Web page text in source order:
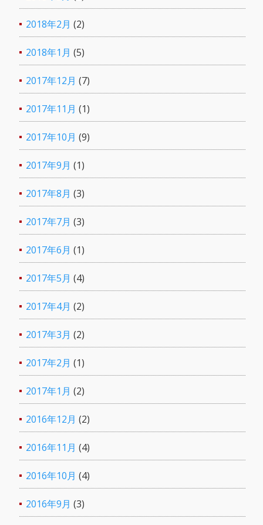
2018年2月 (2)
2018年1月 (5)
2017年12月 (7)
2017年11月 (1)
2017年10月 (9)
2017年9月 (1)
2017年8月 (3)
2017年7月 (3)
2017年6月 (1)
2017年5月 (4)
2017年4月 (2)
2017年3月 (2)
2017年2月 (1)
2017年1月 (2)
2016年12月 (2)
2016年11月 (4)
2016年10月 (4)
2016年9月 (3)